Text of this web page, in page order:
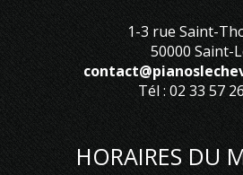
1-3 rue Saint-
50000 Saint-
Tél : 02 33 57
HORAIRES DU